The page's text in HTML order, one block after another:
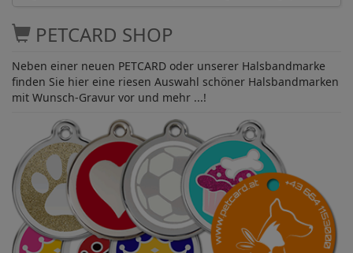
PETCARD SHOP
Neben einer neuen PETCARD oder unserer Halsbandmarke
finden Sie hier eine riesen Auswahl schöner Halsbandmarken
mit Wunsch-Gravur vor und mehr ...!